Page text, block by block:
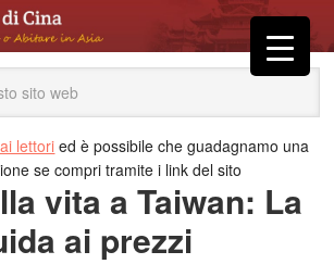
lettori ed è possibile che guadagnamo una
se compri tramite i link del sito
vita a Taiwan: La
ai prezzi